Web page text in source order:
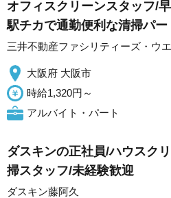
オフィスクリーンスタッフ/
駅チカで通勤便利な清掃パー
三井不動産ファシリティーズ・ウ
大阪府 大阪市
時給1,320円～
アルバイト・パート
ダスキンの正社員/ハウスク
掃スタッフ/未経験歓迎
ダスキン藤阿久